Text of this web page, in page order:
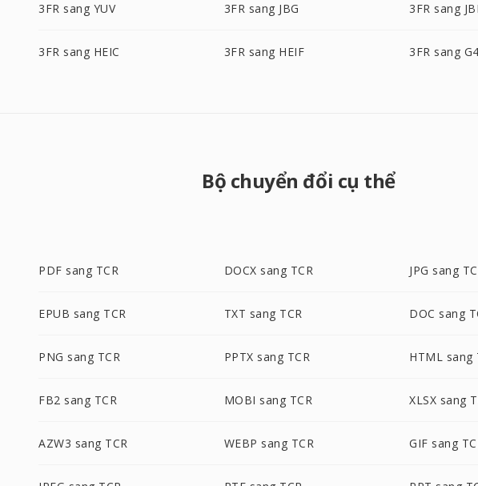
3FR sang YUV 3FR sang JBG 3FR sang
3FR sang HEIC 3FR sang HEIF 3FR sang G4
Bộ chuyển đổi cụ thể
PDF sang TCR DOCX sang TCR JPG sang
EPUB sang TCR TXT sang TCR DOC sang
PNG sang TCR PPTX sang TCR HTML sang
FB2 sang TCR MOBI sang TCR XLSX sang
AZW3 sang TCR WEBP sang TCR GIF sang